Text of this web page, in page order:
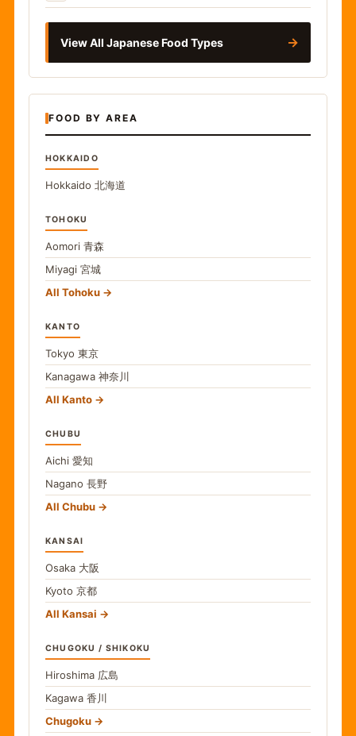
View All Japanese Food Types →
FOOD BY AREA
HOKKAIDO
Hokkaido 北海道
TOHOKU
Aomori 青森
Miyagi 宮城
All Tohoku
KANTO
Tokyo 東京
Kanagawa 神奈川
All Kanto
CHUBU
Aichi 愛知
Nagano 長野
All Chubu
KANSAI
Osaka 大阪
Kyoto 京都
All Kansai
CHUGOKU / SHIKOKU
Hiroshima 広島
Kagawa 香川
Chugoku